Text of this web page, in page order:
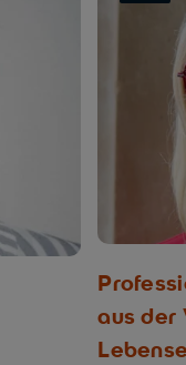
aus der